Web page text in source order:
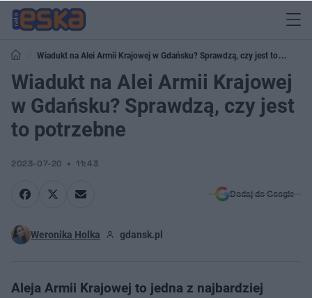
Wiadukt na Alei Armii Krajowej w Gdańsku? Sprawdzą, czy jest to
potrzebne
Wiadukt na Alei Armii Krajowej
w Gdańsku? Sprawdzą, czy jest
to potrzebne
2023-07-20 11:43
Dodaj do Google
Weronika Holka gdansk.pl
Aleja Armii Krajowej to jedna z najbardziej